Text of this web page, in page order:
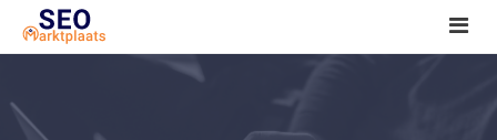
SEO tools reviews
Marketeer bij jou in de buurt?